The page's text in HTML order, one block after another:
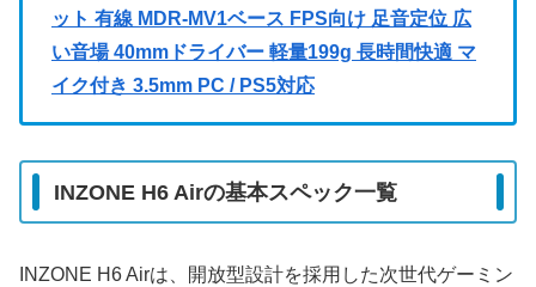
ット 有線 MDR‑MV1ベース FPS向け 足音定位 広
い音場 40mmドライバー 軽量199g 長時間快適 マ
イク付き 3.5mm PC / PS5対応
INZONE H6 Airの基本スペック一覧
INZONE H6 Airは、開放型設計を採用した次世代ゲーミン